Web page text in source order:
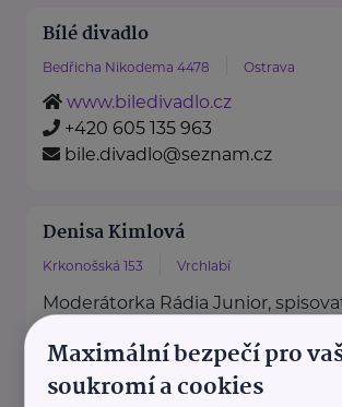
Bílé divadlo
Bedřicha Nikodema 4478 Ostrava
www.biledivadlo.cz
+420 605 135 963
bile.divadlo@seznam.cz
Denisa Kimlová
Krkonošská 153 Vrchlabí
Moderátorka Rádia Junior,
Napsala dvě stě dílů rozhlasového
Maximální bezpečí pro
soukromí a cookies